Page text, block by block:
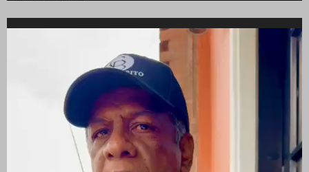
Reproductor